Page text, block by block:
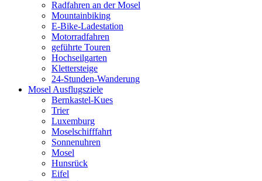
Radfahren an der Mosel
Mountainbiking
E-Bike-Ladestation
Motorradfahren
geführte Touren
Hochseilgarten
Klettersteige
24-Stunden-Wanderung
Mosel Ausflugsziele
Bernkastel-Kues
Trier
Luxemburg
Moselschifffahrt
Sonnenuhren
Mosel
Hunsrück
Eifel